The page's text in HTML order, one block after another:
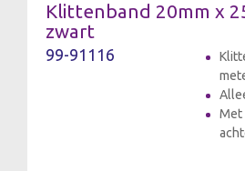
Klittenband 20mm x
zwart
99-91116
Met